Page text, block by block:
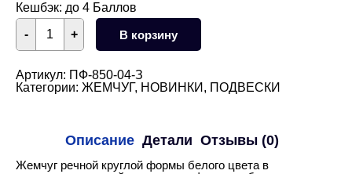
Кешбэк: до 4 Баллов
+
Количество
товара
Жемчуг
1
шт
- В корзину
Артикул: ПФ-850-04-З
Категории: ЖЕМЧУГ, НОВИНКИ , ПОДВЕСКИ
Описание Детали Отзывы (0)
Жемчуг речной круглой формы белого цвета в